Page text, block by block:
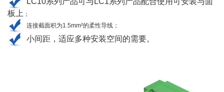
板上 ；
连接截面积为1.5mm²的柔性导线 ；
小间距，适应多种安装空间的需要。